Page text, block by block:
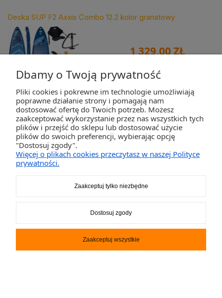
Deska SUP F2 Axxis Combo 12.2 kolor granatowy
1 329,00 ZŁ
Do koszyka
Deska SUP F2 Axxis Combo 11.6 kolor granatowy
Dbamy o Twoją prywatność
Pliki cookies i pokrewne im technologie umożliwiają
poprawne działanie strony i pomagają nam
dostosować ofertę do Twoich potrzeb. Możesz
zaakceptować wykorzystanie przez nas wszystkich tych
plików i przejść do sklepu lub dostosować użycie
plików do swoich preferencji, wybierając opcję
"Dostosuj zgody".
Więcej o plikach cookies przeczytasz w naszej Polityce
prywatności.
Zaakceptuj tylko niezbędne
Dostosuj zgody
Zaakceptuj wszystkie